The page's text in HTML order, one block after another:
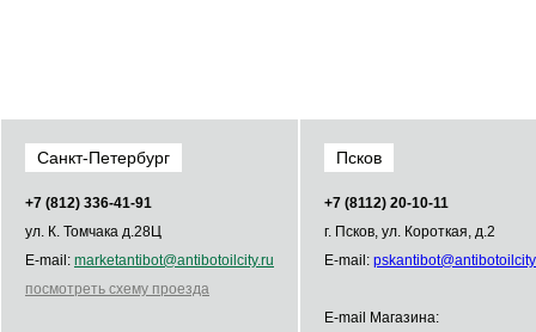
Санкт-Петербург
+7 (812) 336­-41­-91
ул. К. Томчака д.28Ц
E-mail: marketantibot@antibotoilcity.ru
посмотреть схему проезда
Псков
+7 (8112) 20-10-11
г. Псков, ул. Короткая, д.2
E-mail: pskantibot@antibot
E-mail Магазина: